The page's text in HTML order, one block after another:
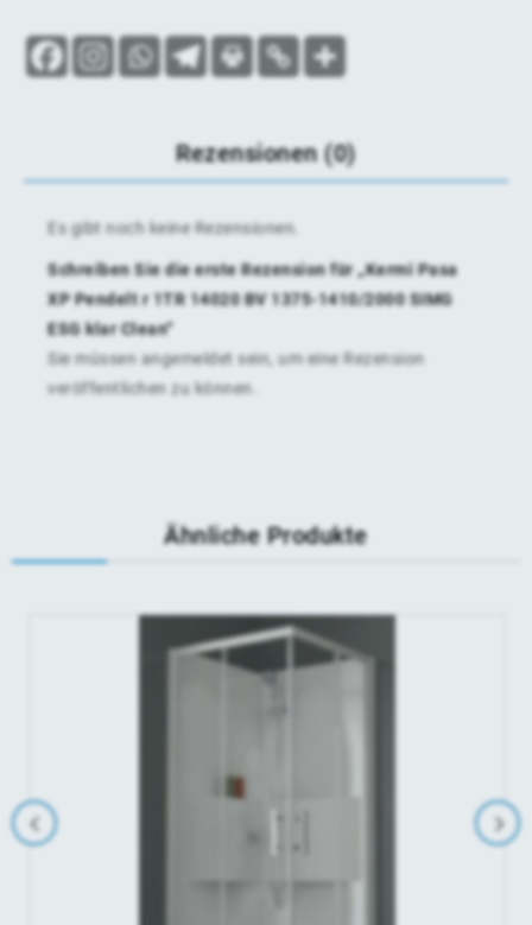
Rezensionen (0)
Es gibt noch keine Rezensionen.
Schreiben Sie die erste Rezension für „Kermi Pasa
XP Pendelt r 1TR 14020 BV 1375-1410/2000 SIMG
ESG klar Clean“
Sie müssen angemeldet sein, um eine Rezension
veröffentlichen zu können.
Ähnliche Produkte